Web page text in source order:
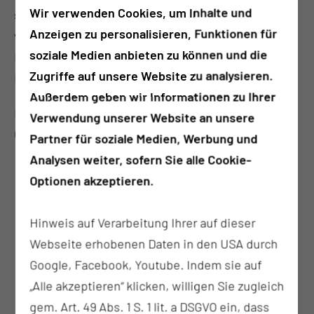
selbst oder in Kooperation mit anderen Instituten
verfügbar, so dass der Zeitraum zwischen
Diagnosestellung und Therapiebeginn auf ein
Minimum reduziert wird.
Das Institut für Pathologie ist aktiver Partner des
Onkologischen Zentrums.
Onkologisches Zentrum
Per E-Mail kontaktieren
Wir verwenden Cookies, um Inhalte und
Anzeigen zu personalisieren, Funktionen für
soziale Medien anbieten zu können und die
Zugriffe auf unsere Website zu analysieren.
Außerdem geben wir Informationen zu Ihrer
Verwendung unserer Website an unsere
Partner für soziale Medien, Werbung und
Analysen weiter, sofern Sie alle Cookie-
Optionen akzeptieren.
Hinweis auf Verarbeitung Ihrer auf dieser
Webseite erhobenen Daten in den USA durch
Google, Facebook, Youtube. Indem sie auf
„Alle akzeptieren“ klicken, willigen Sie zugleich
gem. Art. 49 Abs. 1 S. 1 lit. a DSGVO ein, dass